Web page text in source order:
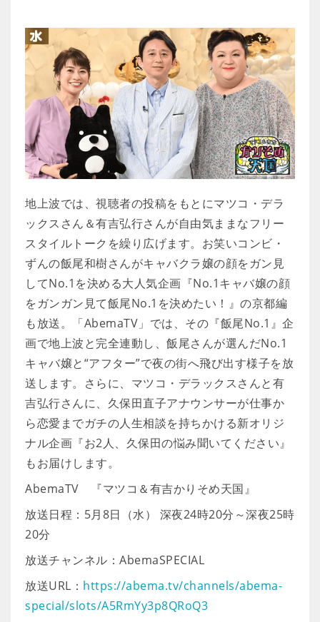
地上波では、視聴者の投稿をもとにマツコ・デラ
ックスさん＆有吉弘行さんが自由気ままなフリー
スタイルトークを繰り広げます。お笑いコンビ・
ずんの飯尾和樹さんがキャバクラ嬢の顔をガン見
してNo.1を決める大人気企画『No.1キャバ嬢の顔
をガンガン見て飯尾No.1を決めたい！』の京都編
も放送。「AbemaTV」では、その『飯尾No.1』企
画で地上波と完全連動し、飯尾さんが選んだNo.1
キャバ嬢と“アフター”で夜の街へ飛び出す様子を放
送します。さらに、マツコ・デラックスさんと有
吉弘行さんに、久保田直子アナウンサーが仕事か
ら恋愛までガチの人生相談を持ちかける新オリジ
ナル企画『お2人、久保田の悩み聞いてください』
もお届けします。
AbemaTV 『マツコ＆有吉かりそめ天国』
放送日程：5月8日（水） 深夜24時20分～深夜25時
20分
放送チャンネル：AbemaSPECIAL
放送URL： https://abema.tv/channels/abema-
special/slots/A5RmYy3p8QRoQ3